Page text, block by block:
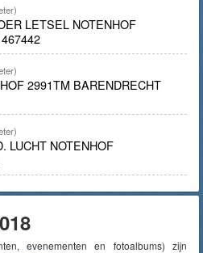
LETSEL NOTENHOF
2991TM BARENDRECHT
LUCHT NOTENHOF
evenementen en fotoalbums) zijn